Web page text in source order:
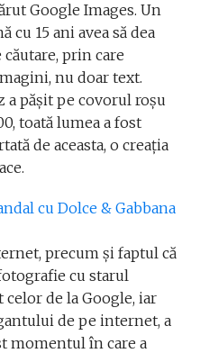
Google Images. Un
15 ani avea să dea
prin care
nu doar text.
a pășit pe covorul roșu
toată lumea a fost
de aceasta, o creația
cu Dolce & Gabbana
precum și faptul că
cu starul
de la Google, iar
de pe internet, a
momentul în care a